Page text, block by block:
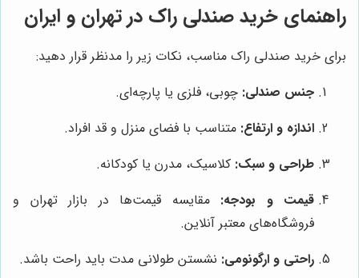
راهنمای خرید صندلی راک در تهران و ایران
برای خرید صندلی راک مناسب، نکات زیر را مدنظر قرار دهید:
جنس صندلی: چوبی، فلزی یا پارچه‌ای.
اندازه و ارتفاع: متناسب با فضای منزل و قد افراد.
طراحی و سبک: کلاسیک، مدرن یا کودکانه.
قیمت و بودجه: مقایسه قیمت‌ها در بازار تهران و
فروشگاه‌های معتبر آنلاین.
راحتی و ارگونومی: نشستن طولانی مدت باید راحت باشد.